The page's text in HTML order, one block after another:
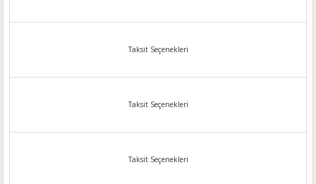
Taksit Seçenekleri
Taksit Seçenekleri
Taksit Seçenekleri